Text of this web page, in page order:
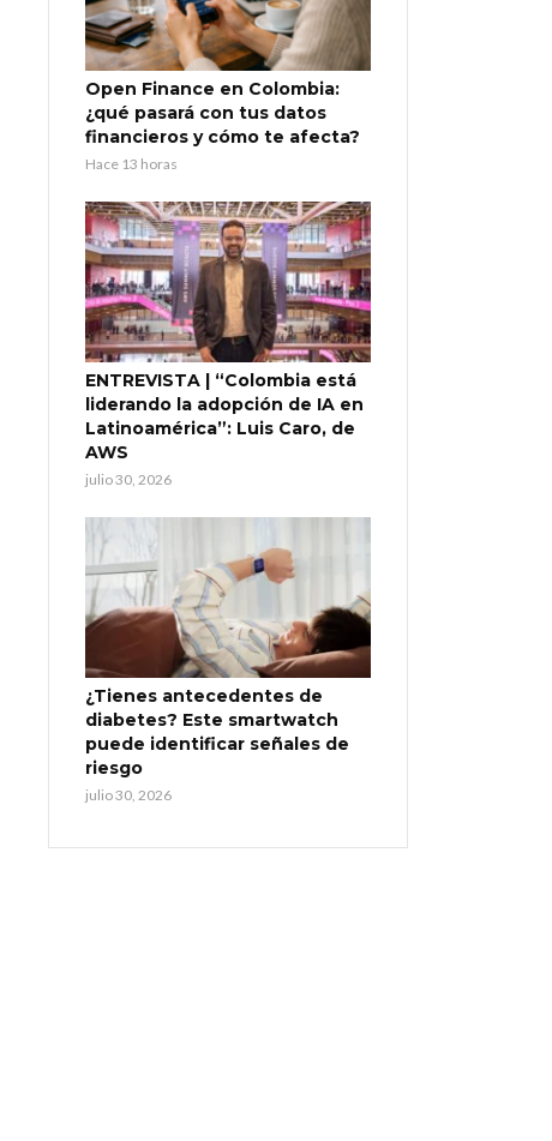
Open Finance en Colombia:
¿qué pasará con tus datos
financieros y cómo te afecta?
Hace 13 horas
ENTREVISTA | “Colombia está
liderando la adopción de IA en
Latinoamérica”: Luis Caro, de
AWS
julio 30, 2026
¿Tienes antecedentes de
diabetes? Este smartwatch
puede identificar señales de
riesgo
julio 30, 2026